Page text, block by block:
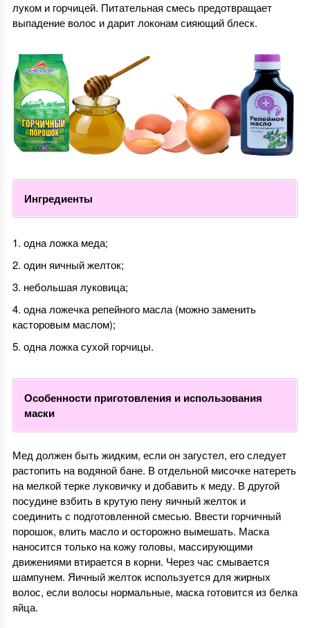
луком и горчицей. Питательная смесь предотвращает
выпадение волос и дарит локонам сияющий блеск.
Ингредиенты
одна ложка меда;
один яичный желток;
небольшая луковица;
одна ложечка репейного масла (можно заменить
касторовым маслом);
одна ложка сухой горчицы.
Особенности приготовления и использования
маски
Мед должен быть жидким, если он загустел, его следует
растопить на водяной бане. В отдельной мисочке натереть
на мелкой терке луковичку и добавить к меду. В другой
посудине взбить в крутую пену яичный желток и
соединить с подготовленной смесью. Ввести горчичный
порошок, влить масло и осторожно вымешать. Маска
наносится только на кожу головы, массирующими
движениями втирается в корни. Через час смывается
шампунем. Яичный желток используется для жирных
волос, если волосы нормальные, маска готовится из белка
яйца.